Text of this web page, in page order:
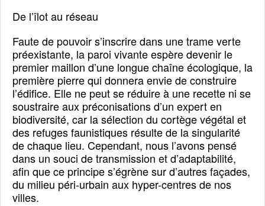
De l’îlot au réseau
Faute de pouvoir s’inscrire dans une trame verte
préexistante, la paroi vivante espère devenir le
premier maillon d’une longue chaîne écologique, la
première pierre qui donnera envie de construire
l’édifice. Elle ne peut se réduire à une recette ni se
soustraire aux préconisations d’un expert en
biodiversité, car la sélection du cortège végétal et
des refuges faunistiques résulte de la singularité
de chaque lieu. Cependant, nous l’avons pensé
dans un souci de transmission et d’adaptabilité,
afin que ce principe s’égrène sur d’autres façades,
du milieu péri-urbain aux hyper-centres de nos
villes.